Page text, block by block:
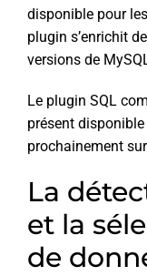
disponible pour
plugin s’enrichit
versions de
Le plugin SQL
présent
prochainement
La
et la
de